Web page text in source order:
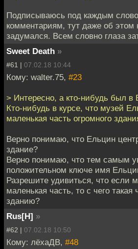
Подписываюсь под каждым
комментариям, тут даже об этом
задумался. Всем словно глаза
Sweet Death »
#61 | 07.02.18 10:44
Кому: walter.75, #23
> Интересно, а кто-нибудь был в
Кто-нибудь в курсе, что музей
маленькая часть огромного
Верно понимаю, что Ельцин
здание?
Верно понимаю, что тем самым
положительном ключе имя
Разрешите удивиться, что если
маленькая часть, то с чего такая
зданию?
Rus[H] »
#62 | 07.02.18 10:50
Кому: лёхаДВ, #48